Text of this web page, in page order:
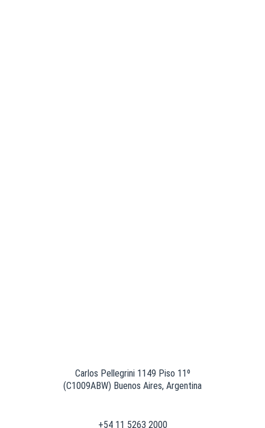
Carlos Pellegrini 1149 Piso 11º
(C1009ABW) Buenos Aires, Argentina
+54 11 5263 2000